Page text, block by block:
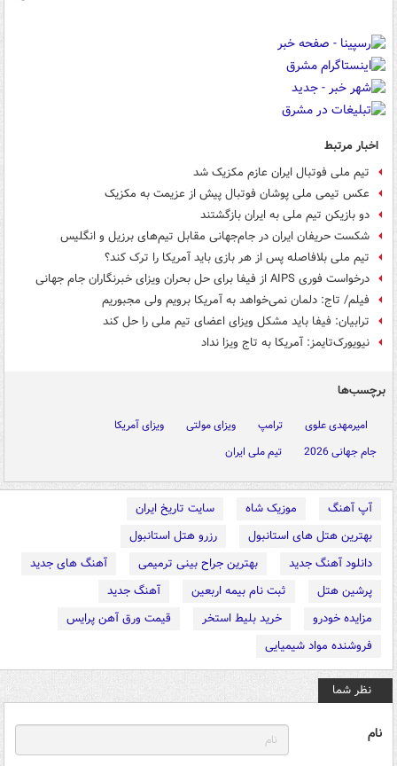
اخبار مرتبط
تیم ملی فوتبال ایران عازم مکزیک شد
عکس تیمی ملی پوشان فوتبال پیش از عزیمت به مکزیک
دو بازیکن تیم ملی به ایران بازگشتند
شکست حریفان ایران در جام‌جهانی مقابل تیم‌های برزیل و انگلیس
تیم ملی بلافاصله پس از هر بازی باید آمریکا را ترک کند؟
درخواست فوری AIPS از فیفا برای حل بحران ویزای خبرنگاران جام جهانی
فیلم/ تاج: دلمان نمی‌خواهد به آمریکا برویم ولی مجبوریم
ترابیان: فیفا باید مشکل ویزای اعضای تیم ملی را حل کند
نیویورک‌تایمز: آمریکا به تاج ویزا نداد
برچسب‌ها
امیرمهدی علوی ترامپ ویزای مولتی
ویزای آمریکا
جام جهانی 2026
تیم ملی ایران
آپ آهنگ موزیک شاه
سایت تاریخ ایران
بهترین هتل های استانبول
رزرو هتل استانبول
دانلود آهنگ جدید
بهترین جراح بینی ترمیمی
آهنگ های جدید
پرشین هتل
ثبت نام بیمه اربعین
آهنگ جدید
مزایده خودرو
خرید بلیط استخر
قیمت ورق آهن پرایس
فروشنده مواد شیمیایی
نظر شما
نام